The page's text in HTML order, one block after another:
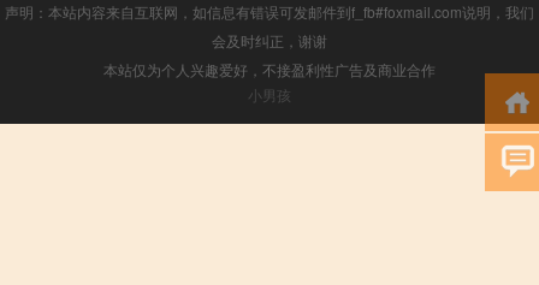
声明：本站内容来自互联网，如信息有错误可发邮件到f_fb#foxmail.com说明，我们
会及时纠正，谢谢
本站仅为个人兴趣爱好，不接盈利性广告及商业合作
小男孩